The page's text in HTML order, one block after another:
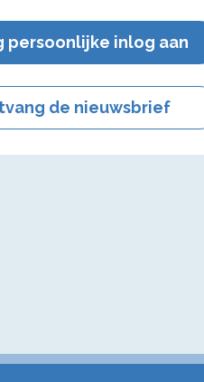
persoonlijke inlog aan
de nieuwsbrief